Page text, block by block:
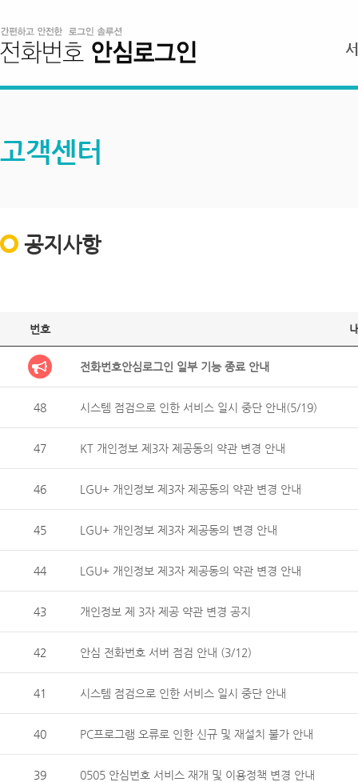
고객센터
공지사항
번호
전화번호안심로그인 일부 기능 종료 안내
48 시스템 점검으로 인한 서비스 일시 중단 안내(5/19)
47 KT 개인정보 제3자 제공동의 약관 변경 안내
46 LGU+ 개인정보 제3자 제공동의 약관 변경 안내
45 LGU+ 개인정보 제3자 제공동의 변경 안내
44 LGU+ 개인정보 제3자 제공동의 약관 변경 안내
43 개인정보 제 3자 제공 약관 변경 공지
42 안심 전화번호 서버 점검 안내 (3/12)
41 시스템 점검으로 인한 서비스 일시 중단 안내
40 PC프로그램 오류로 인한 신규 및 재설치 불가 안내
39 0505 안심번호 서비스 재개 및 이용정책 변경 안내